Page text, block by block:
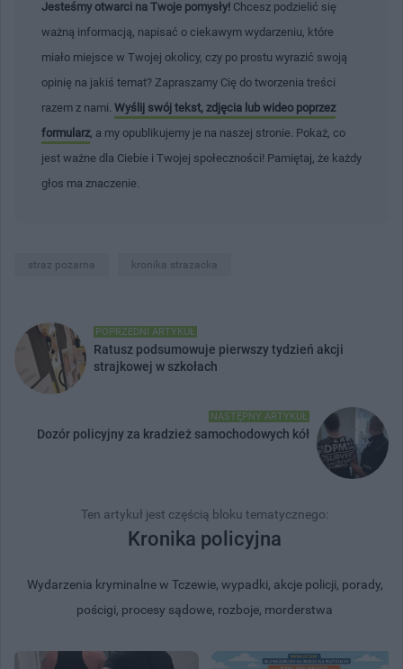
Jesteśmy otwarci na Twoje pomysły! Chcesz podzielić się
ważną informacją, napisać o ciekawym wydarzeniu, które
miało miejsce w Twojej okolicy, czy po prostu wyrazić swoją
opinię na jakiś temat? Zapraszamy Cię do tworzenia treści
razem z nami. Wyślij swój tekst, zdjęcia lub wideo poprzez
formularz , a my opublikujemy je na naszej stronie. Pokaż, co
jest ważne dla Ciebie i Twojej społeczności! Pamiętaj, że każdy
głos ma znaczenie.
straz pozarna kronika strazacka
POPRZEDNI ARTYKUŁ
Ratusz podsumowuje pierwszy tydzień akcji
strajkowej w szkołach
NASTĘPNY ARTYKUŁ
Dozór policyjny za kradzież samochodowych kół
Ten artykuł jest częścią bloku tematycznego:
Kronika policyjna
Wydarzenia kryminalne w Tczewie, wypadki, akcje policji, porady,
pościgi, procesy sądowe, rozboje, morderstwa